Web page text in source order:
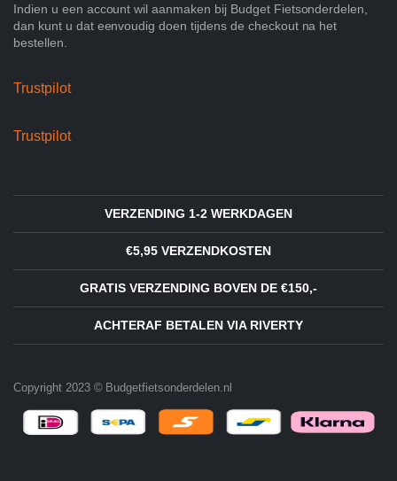
Indien u een account wil aanmaken bij Budget Fietsonderdelen,
dan kunt u dat eenvoudig doen tijdens de checkout na het
bestellen.
Trustpilot
Trustpilot
VERZENDING 1-2 WERKDAGEN
€5,95 VERZENDKOSTEN
GRATIS VERZENDING BOVEN DE €150,-
ACHTERAF BETALEN VIA RIVERTY
Copyright 2023 © Budgetfietsonderdelen.nl